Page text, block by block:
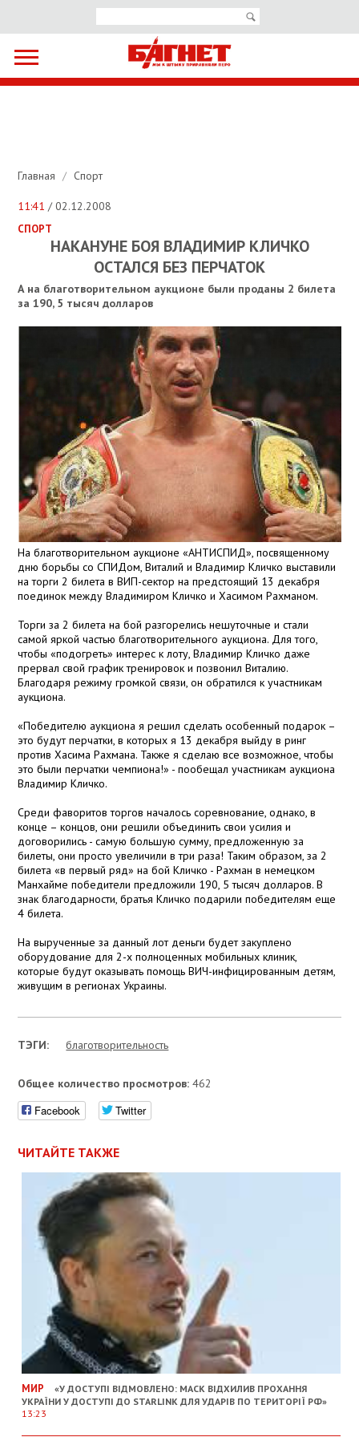
Главная / Спорт
11:41 / 02.12.2008
СПОРТ
НАКАНУНЕ БОЯ ВЛАДИМИР КЛИЧКО
ОСТАЛСЯ БЕЗ ПЕРЧАТОК
А на благотворительном аукционе были проданы 2 билета
за 190, 5 тысяч долларов
На благотворительном аукционе «АНТИСПИД», посвященному
дню борьбы со СПИДом, Виталий и Владимир Кличко выставили
на торги 2 билета в ВИП-сектор на предстоящий 13 декабря
поединок между Владимиром Кличко и Хасимом Рахманом.
Торги за 2 билета на бой разгорелись нешуточные и стали
самой яркой частью благотворительного аукциона. Для того,
чтобы «подогреть» интерес к лоту, Владимир Кличко даже
прервал свой график тренировок и позвонил Виталию.
Благодаря режиму громкой связи, он обратился к участникам
аукциона.
«Победителю аукциона я решил сделать особенный подарок –
это будут перчатки, в которых я 13 декабря выйду в ринг
против Хасима Рахмана. Также я сделаю все возможное, чтобы
это были перчатки чемпиона!» - пообещал участникам аукциона
Владимир Кличко.
Среди фаворитов торгов началось соревнование, однако, в
конце – концов, они решили объединить свои усилия и
договорились - самую большую сумму, предложенную за
билеты, они просто увеличили в три раза! Таким образом, за 2
билета «в первый ряд» на бой Кличко - Рахман в немецком
Манхайме победители предложили 190, 5 тысяч долларов. В
знак благодарности, братья Кличко подарили победителям еще
4 билета.
На вырученные за данный лот деньги будет закуплено
оборудование для 2-х полноценных мобильных клиник,
которые будут оказывать помощь ВИЧ-инфицированным детям,
живущим в регионах Украины.
ТЭГИ: благотворительность
Общее количество просмотров: 462
Facebook Twitter
ЧИТАЙТЕ ТАКЖЕ
МИР
«У ДОСТУПІ ВІДМОВЛЕНО: МАСК ВІДХИЛИВ ПРОХАННЯ
УКРАЇНИ У ДОСТУПІ ДО STARLINK ДЛЯ УДАРІВ ПО ТЕРИТОРІЇ РФ»
13:23